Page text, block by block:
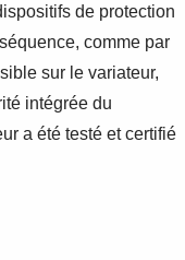
de protection
comme par
sur le variateur,
intégrée du
a été testé et certifié